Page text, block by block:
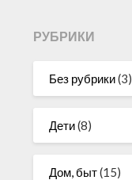
РУБРИКИ
Без рубрики(3)
Дети(8)
Дом, быт(15)